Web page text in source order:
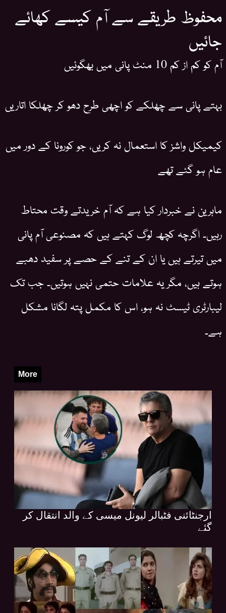
محفوظ طریقے سے آم کیسے کھائے
جائیں
آم کو کم از کم 10 منٹ پانی میں بھگوئیں
بہتے پانی سے چھلکے کو اچھی طرح دھو کر چھلکا اتاریں
کیمیکل واشز کا استعمال نہ کریں، جو کورونا کے دور میں
عام ہو گئے تھے
ماہرین نے خبردار کیا ہے کہ آم خریدتے وقت محتاط
رہیں۔ اگرچہ کچھ لوگ کہتے ہیں کہ مصنوعی آم پانی
میں تیرتے ہیں یا ان کے تنے کے حصے پر سفید دھبے
ہوتے ہیں، مگر یہ علامات حتمی نہیں ہوتیں۔ جب تک
لیبارٹری ٹیسٹ نہ ہو، اس کا مکمل پتہ لگانا مشکل
ہے۔
More
ارجنٹائنی فٹبالر لیونل میسی کے والد انتقال کر
گئے